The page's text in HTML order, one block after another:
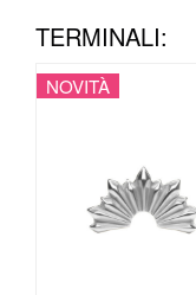
TERMINALI:
NOVITÀ